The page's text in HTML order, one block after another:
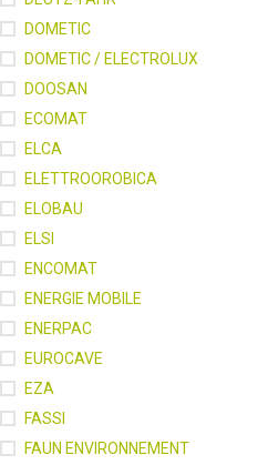
DOMETIC
DOMETIC / ELECTROLUX
DOOSAN
ECOMAT
ELCA
ELETTROOROBICA
ELOBAU
ELSI
ENCOMAT
ENERGIE MOBILE
ENERPAC
EUROCAVE
EZA
FASSI
FAUN ENVIRONNEMENT